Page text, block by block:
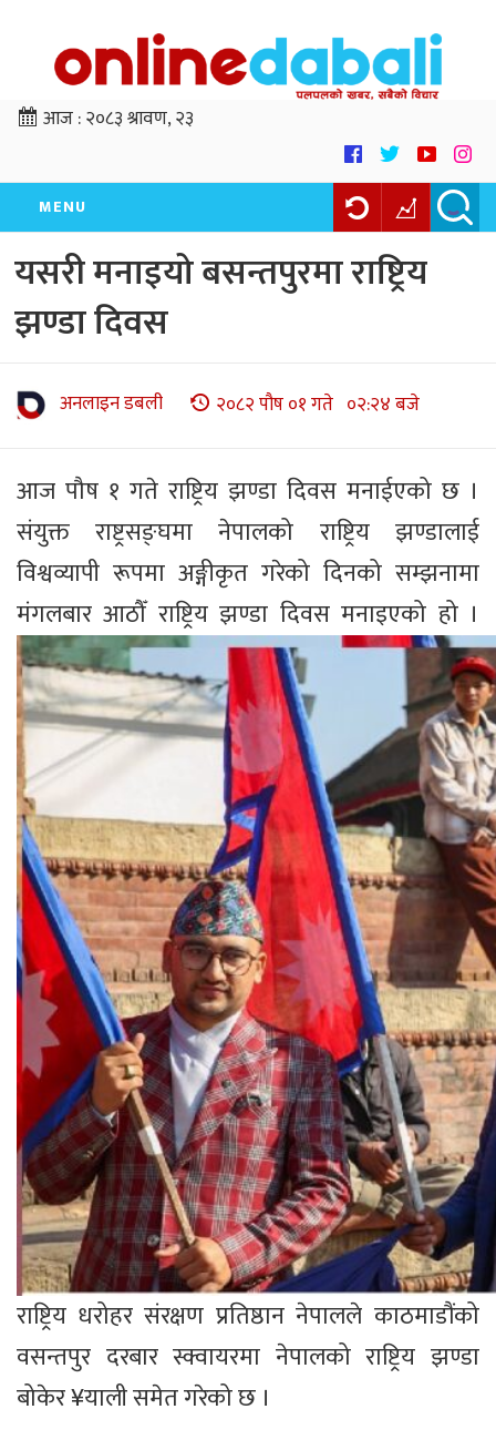
आज :२०८३ श्रावण, २३
MENU
यसरी मनाइयो बसन्तपुरमा राष्ट्रिय
झण्डा दिवस
अनलाइन डबली २०८२ पौष ०१ गते ०२:२४ बजे
आज पौष १ गते राष्ट्रिय झण्डा दिवस मनाईएको छ ।
संयुक्त राष्ट्रसङ्घमा नेपालको राष्ट्रिय झण्डालाई
विश्वव्यापी रूपमा अङ्गीकृत गरेको दिनको सम्झनामा
मंगलबार आठौँ राष्ट्रिय झण्डा दिवस मनाइएको हो ।
राष्ट्रिय धरोहर संरक्षण प्रतिष्ठान नेपालले काठमाडौंको
वसन्तपुर दरबार स्क्वायरमा नेपालको राष्ट्रिय झण्डा
बोकेर ¥याली समेत गरेको छ ।